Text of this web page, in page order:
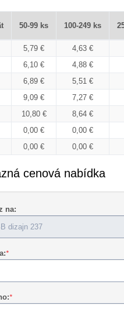
50-99 ks 100-249 ks
5,79 € 4,63 €
6,10 € 4,88 €
6,89 € 5,51 €
9,09 € 7,27 €
10,80 € 8,64 €
0,00 € 0,00 €
0,00 € 0,00 €
cenová nabídka
na:
*
*